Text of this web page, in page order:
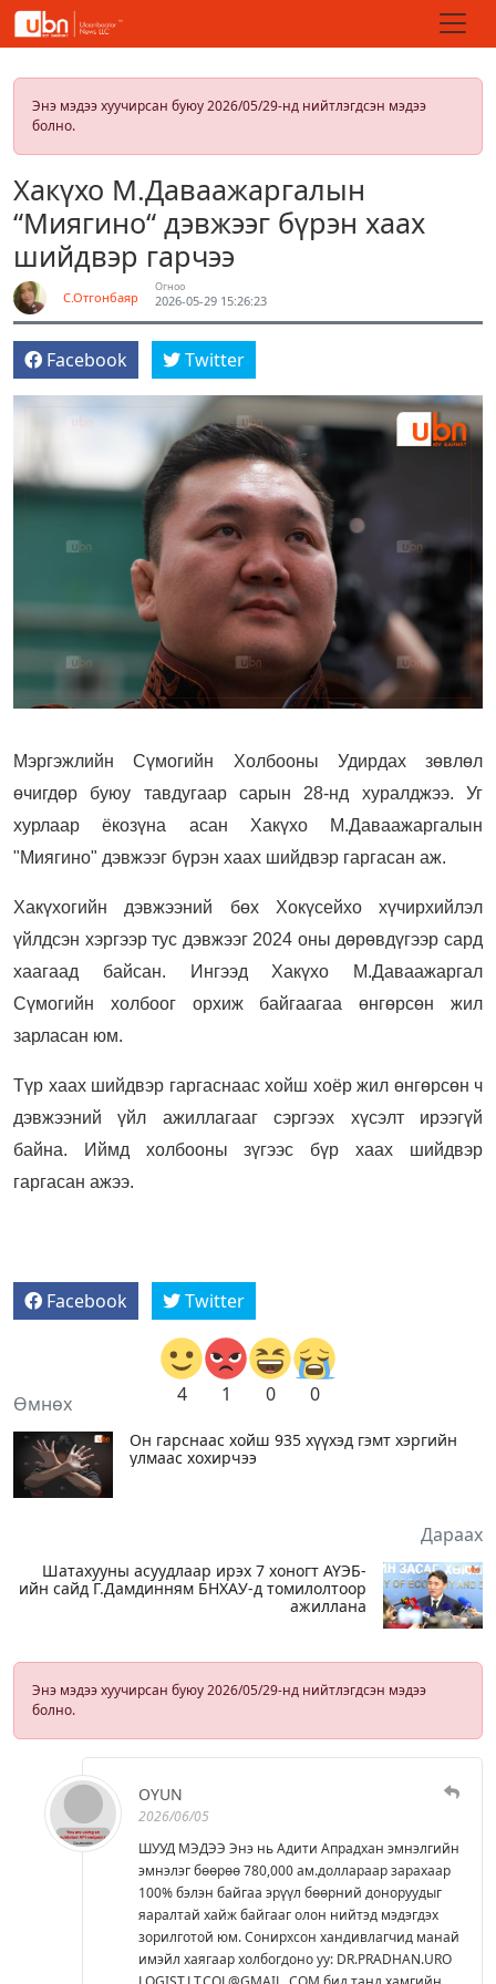
Энэ мэдээ хуучирсан буюу 2026/05/29-нд нийтлэгдсэн мэдээ
болно.
Хакүхо М.Даваажаргалын
“Миягино“ дэвжээг бүрэн хаах
шийдвэр гарчээ
С.Отгонбаяр
Огноо
2026-05-29 15:26:23
Facebook Twitter
Мэргэжлийн Сүмогийн Холбооны Удирдах зөвлөл
өчигдөр буюу тавдугаар сарын 28-нд хуралджээ. Уг
хурлаар ёкозүна асан Хакүхо М.Даваажаргалын
"Миягино" дэвжээг бүрэн хаах шийдвэр гаргасан аж.
Хакүхогийн дэвжээний бөх Хокүсейхо хүчирхийлэл
үйлдсэн хэргээр тус дэвжээг 2024 оны дөрөвдүгээр сард
хаагаад байсан. Ингээд Хакүхо М.Даваажаргал
Сүмогийн холбоог орхиж байгаагаа өнгөрсөн жил
зарласан юм.
Түр хаах шийдвэр гаргаснаас хойш хоёр жил өнгөрсөн ч
дэвжээний үйл ажиллагааг сэргээх хүсэлт ирээгүй
байна. Иймд холбооны зүгээс бүр хаах шийдвэр
гаргасан ажээ.
Facebook Twitter
4 1 0 0
Өмнөх
Он гарснаас хойш 935 хүүхэд гэмт хэргийн
улмаас хохирчээ
Дараах
Шатахууны асуудлаар ирэх 7 хоногт АҮЭБ-
ийн сайд Г.Дамдинням БНХАУ-д томилолтоор
ажиллана
Энэ мэдээ хуучирсан буюу 2026/05/29-нд нийтлэгдсэн мэдээ
болно.
OYUN
2026/06/05
ШУУД МЭДЭЭ Энэ нь Адити Апрадхан эмнэлгийн
эмнэлэг бөөрөө 780,000 ам.доллараар зарахаар
100% бэлэн байгаа эрүүл бөөрний доноруудыг
яаралтай хайж байгааг олон нийтэд мэдэгдэх
зорилготой юм. Сонирхсон хандивлагчид манай
имэйл хаягаар холбогдоно уу: DR.PRADHAN.URO